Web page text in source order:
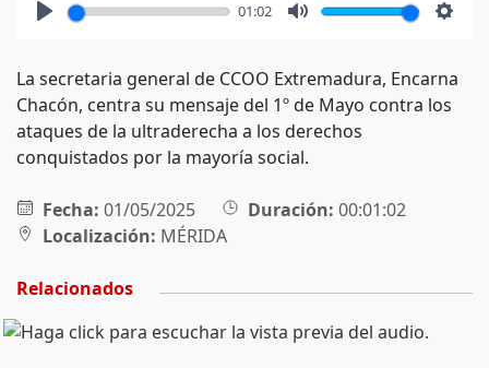
01:02
La secretaria general de CCOO Extremadura, Encarna
Chacón, centra su mensaje del 1º de Mayo contra los
ataques de la ultraderecha a los derechos
conquistados por la mayoría social.
Fecha: 01/05/2025 Duración: 00:01:02
Localización: MÉRIDA
Relacionados